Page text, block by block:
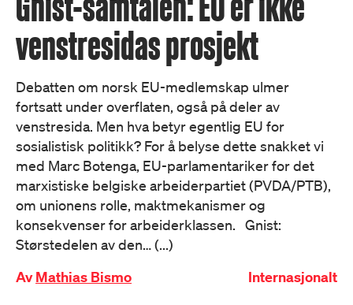
venstresidas prosjekt
Debatten om norsk EU-medlemskap ulmer
fortsatt under overflaten, også på deler av
venstresida. Men hva betyr egentlig EU for
sosialistisk politikk? For å belyse dette snakket vi
med Marc Botenga, EU-parlamentariker for det
marxistiske belgiske arbeiderpartiet (PVDA/PTB),
om unionens rolle, maktmekanismer og
konsekvenser for arbeiderklassen. Gnist:
Størstedelen av den… (...)
AvMathias Bismo Internasjonalt